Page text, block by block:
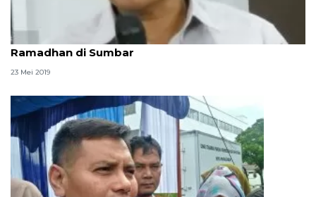
BI : Tidak ada gejolak harga pangan saat
Ramadhan di Sumbar
23 Mei 2019